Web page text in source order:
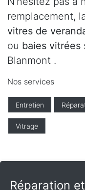
remplacement,
vitres de
ou baies vitrées
Blanmont .
Nos services
Entretien
Vitrage
Réparation